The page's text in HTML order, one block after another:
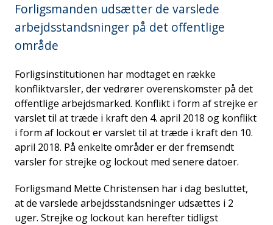
Forligsmanden udsætter de varslede
arbejdsstandsninger på det offentlige
område
Forligsinstitutionen har modtaget en række
konfliktvarsler, der vedrører overenskomster på det
offentlige arbejdsmarked. Konflikt i form af strejke er
varslet til at træde i kraft den 4. april 2018 og konflikt
i form af lockout er varslet til at træde i kraft den 10.
april 2018. På enkelte områder er der fremsendt
varsler for strejke og lockout med senere datoer.
Forligsmand Mette Christensen har i dag besluttet,
at de varslede arbejdsstandsninger udsættes i 2
uger. Strejke og lockout kan herefter tidligst